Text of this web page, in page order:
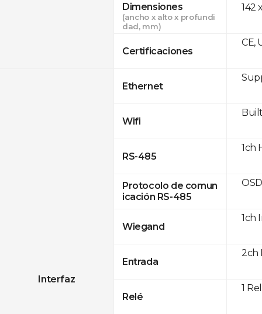
Dimensiones
(ancho x alto x profundi
dad, mm)
Certificaciones
Interfaz
Ethernet
Wifi
RS-485
Protocolo de comun
icación RS-485
Wiegand
Entrada
Relé
142
CE,
1ch
1ch
2ch
1